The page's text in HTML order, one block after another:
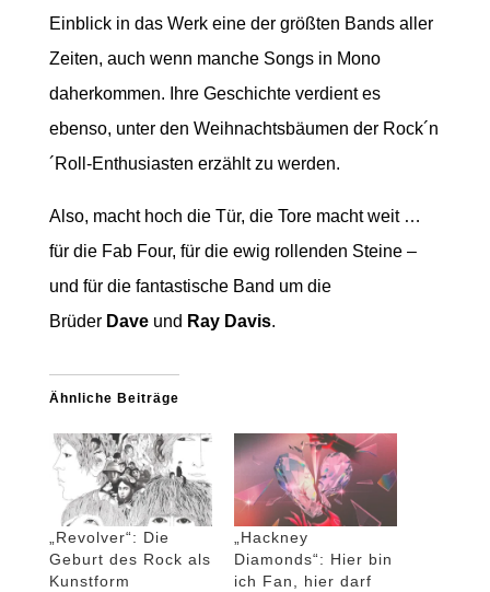
Einblick in das Werk eine der größten Bands aller
Zeiten, auch wenn manche Songs in Mono
daherkommen. Ihre Geschichte verdient es
ebenso, unter den Weihnachtsbäumen der Rock´n
´Roll-Enthusiasten erzählt zu werden.
Also, macht hoch die Tür, die Tore macht weit …
für die Fab Four, für die ewig rollenden Steine –
und für die fantastische Band um die
Brüder Daveund Ray Davis.
Ähnliche Beiträge
„Revolver“: Die
Geburt des Rock als
Kunstform
„Hackney
Diamonds“: Hier bin
ich Fan, hier darf